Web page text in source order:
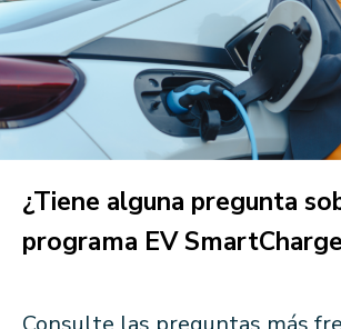
¿Tiene alguna pregunta
programa EV